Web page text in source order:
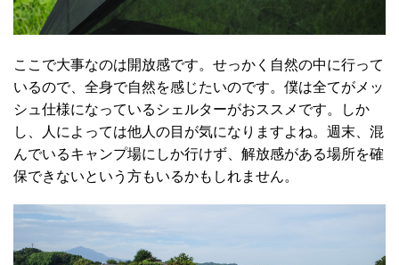
ここで大事なのは開放感です。せっかく自然の中に行って
いるので、全身で自然を感じたいのです。僕は全てがメッ
シュ仕様になっているシェルターがおススメです。しか
し、人によっては他人の目が気になりますよね。週末、混
んでいるキャンプ場にしか行けず、解放感がある場所を確
保できないという方もいるかもしれません。